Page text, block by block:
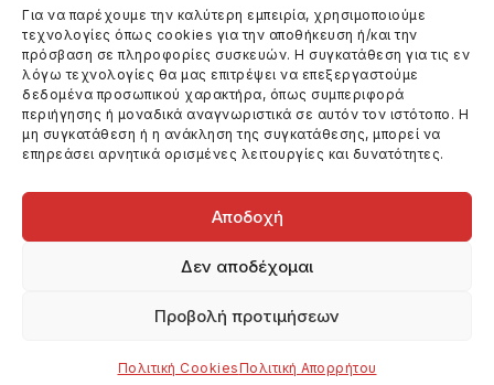
Για να παρέχουμε την καλύτερη εμπειρία, χρησιμοποιούμε
τεχνολογίες όπως cookies για την αποθήκευση ή/και την
πρόσβαση σε πληροφορίες συσκευών. Η συγκατάθεση για τις εν
λόγω τεχνολογίες θα μας επιτρέψει να επεξεργαστούμε
δεδομένα προσωπικού χαρακτήρα, όπως συμπεριφορά
περιήγησης ή μοναδικά αναγνωριστικά σε αυτόν τον ιστότοπο. Η
μη συγκατάθεση ή η ανάκληση της συγκατάθεσης, μπορεί να
επηρεάσει αρνητικά ορισμένες λειτουργίες και δυνατότητες.
Αποδοχή
Δεν αποδέχομαι
Προβολή προτιμήσεων
Πολιτική CookiesΠολιτική Απορρήτου
Πολιτική Cookies (ΕΕ)
Στοιχεία Επικοινωνίας
Καλεσέ μας
(+30) 6974123481
Στείλε μας email
info@filmandtheater.gr
Copyright 2026 Filmandtheater / All rights reserved